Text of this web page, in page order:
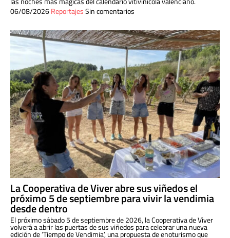
06/08/2026ReportajesSin comentarios
La Cooperativa de Viver abre sus viñedos el
próximo 5 de septiembre para vivir la vendimia
desde dentro
El próximo sábado 5 de septiembre de 2026, la Cooperativa de Viver
volverá a abrir las puertas de sus viñedos para celebrar una nueva
edición de ‘Tiempo de Vendimia’, una propuesta de enoturismo que